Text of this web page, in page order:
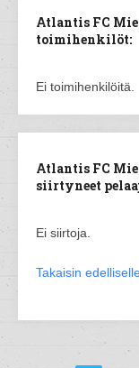
Atlantis FC
toimihenkilöt:
Ei toimihenkilöitä.
Atlantis FC
siirtyneet
Ei siirtoja.
Takaisin